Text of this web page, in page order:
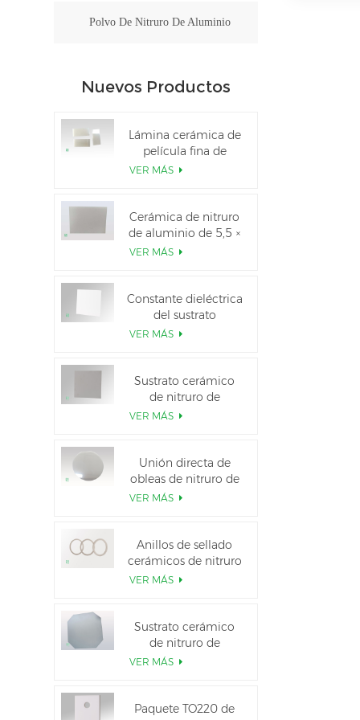
Polvo De Nitruro De Aluminio
Nuevos Productos
Lámina cerámica de
película fina de
nitruro de aluminio
VER MÁS
Cerámica de nitruro
de aluminio de 5,5 ×
7,5 pulgadas
VER MÁS
Constante dieléctrica
del sustrato
cerámico Al2O3 al
VER MÁS
Sustrato cerámico
de nitruro de
aluminio de alta
VER MÁS
Unión directa de
obleas de nitruro de
aluminio cerámico
VER MÁS
Anillos de sellado
cerámicos de nitruro
de aluminio para
VER MÁS
Sustrato cerámico
de nitruro de
aluminio de 12
VER MÁS
Paquete TO220 de